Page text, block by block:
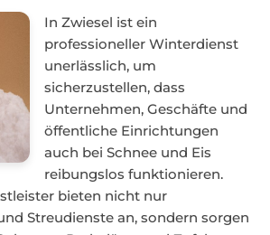
In Zwiesel ist ein
professioneller Winterdienst
unerlässlich, um
sicherzustellen, dass
Unternehmen, Geschäfte und
öffentliche Einrichtungen
auch bei Schnee und Eis
reibungslos funktionieren.
bieten nicht nur
Streudienste an, sondern sorgen